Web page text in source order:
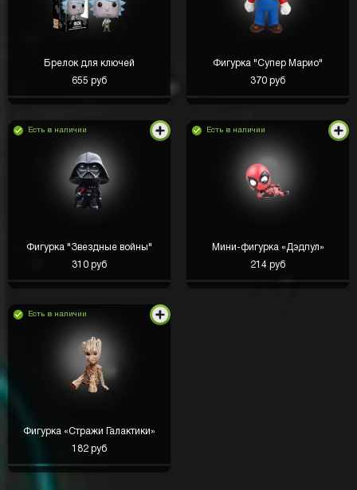
Брелок для ключей
655 руб
Фигурка "Супер Марио"
370 руб
Есть в наличии
Фигурка "Звездные войны"
310 руб
Есть в наличии
Мини-фигурка «Дэдпул»
214 руб
Есть в наличии
Фигурка «Стражи Галактики»
182 руб
Кирилл Романов
Все честно?